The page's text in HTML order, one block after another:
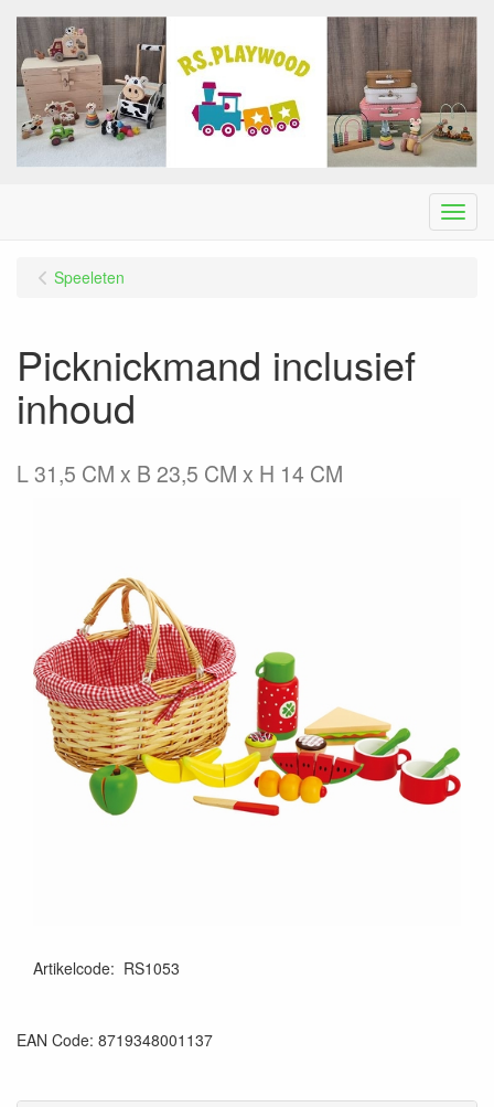
Menu
Speeleten
Picknickmand inclusief
inhoud
L 31,5 CM x B 23,5 CM x H 14 CM
Artikelcode: RS1053
EAN Code: 8719348001137